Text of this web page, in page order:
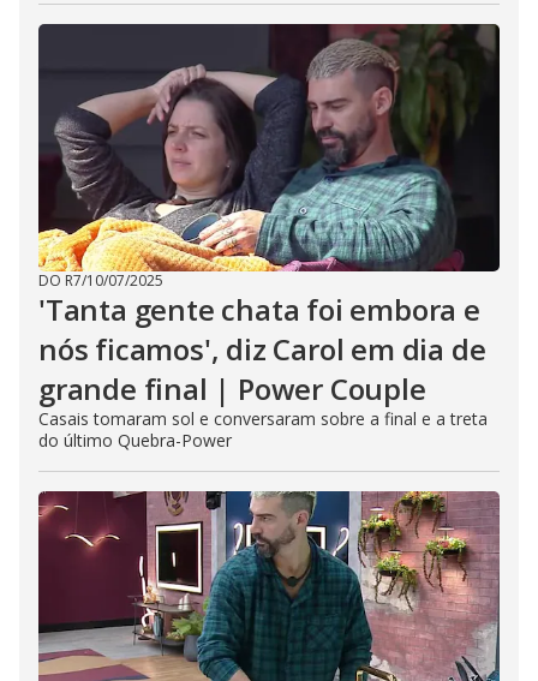
DO R7/10/07/2025
'Tanta gente chata foi embora e
nós ficamos', diz Carol em dia de
grande final | Power Couple
Casais tomaram sol e conversaram sobre a final e a treta
do último Quebra-Power